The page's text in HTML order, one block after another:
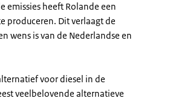
emissies heeft Rolande een
produceren. Dit verlaagt de
wens is van de Nederlandse en
voor diesel in de
veelbelovende alternatieve